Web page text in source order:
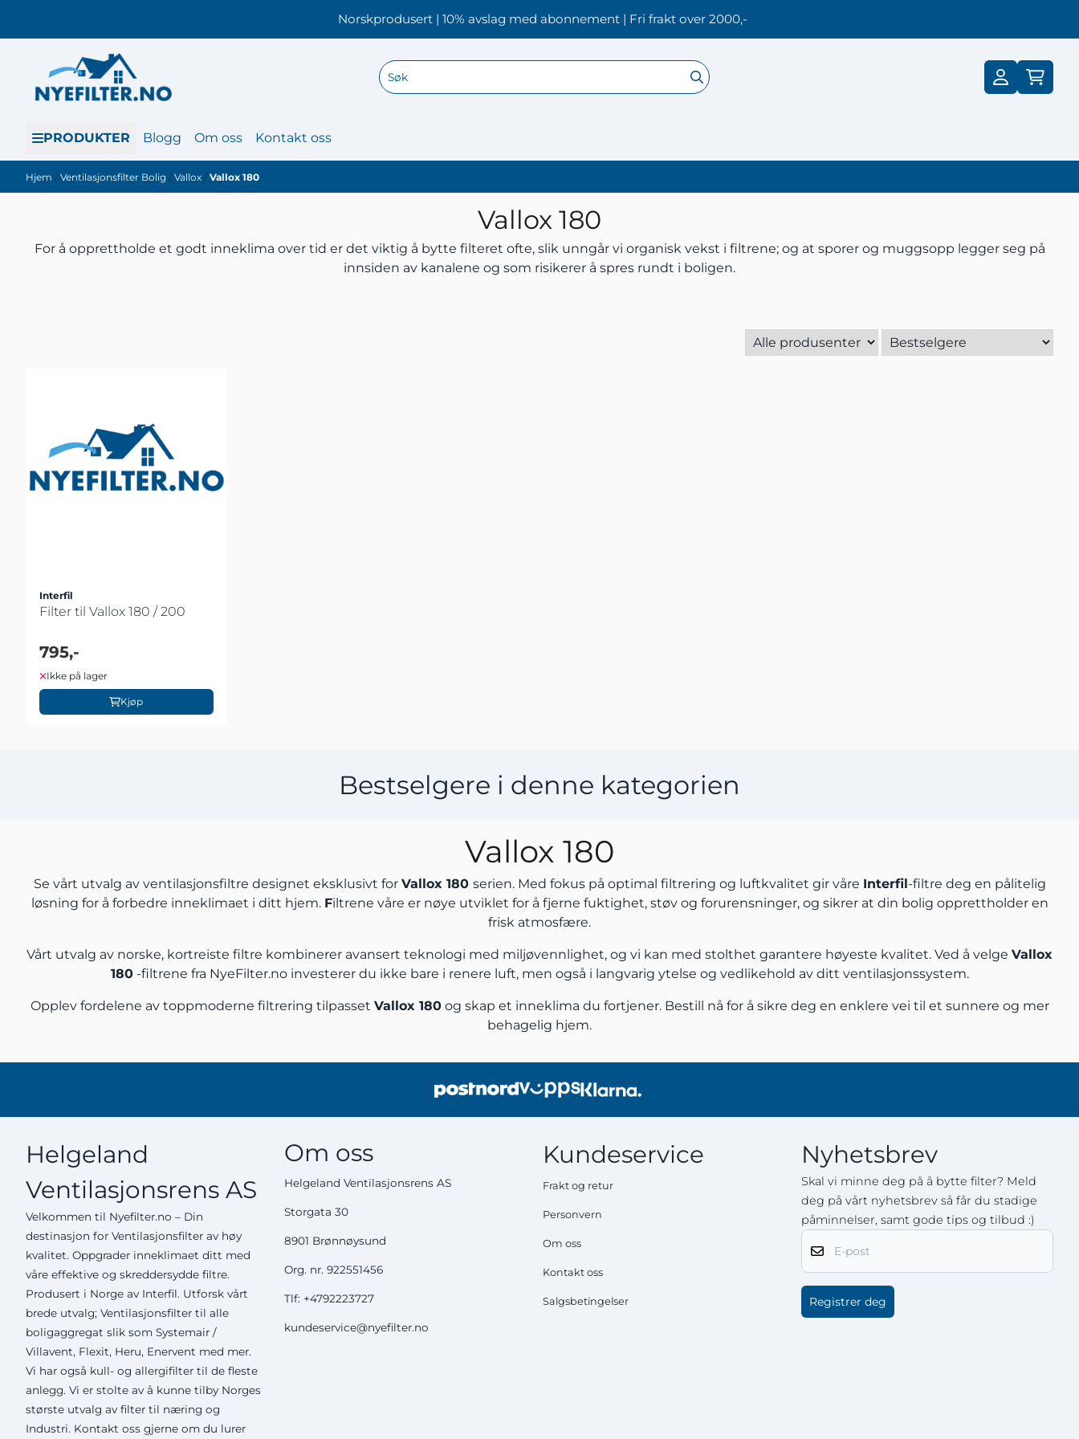
Norskprodusert | 10% avslag med abonnement | Fri frakt over 2000,-
PRODUKTER Blogg Om oss Kontakt oss
Hjem / Ventilasjonsfilter Bolig / Vallox / Vallox 180
Vallox 180
For å opprettholde et godt inneklima over tid er det viktig å bytte filteret ofte, slik unngår vi organisk vekst i filtrene; og at sporer og muggsopp legger seg på
innsiden av kanalene og som risikerer å spres rundt i boligen.
Interfil
Filter til Vallox 180 / 200
795,-
Ikke på lager
Kjøp
Bestselgere i denne kategorien
Vallox 180
Se vårt utvalg av ventilasjonsfiltre designet eksklusivt for Vallox 180 serien. Med fokus på optimal filtrering og luftkvalitet gir våre Interfil-filtre deg en pålitelig
løsning for å forbedre inneklimaet i ditt hjem. Filtrene våre er nøye utviklet for å fjerne fuktighet, støv og forurensninger, og sikrer at din bolig opprettholder en
frisk atmosfære.
Vårt utvalg av norske, kortreiste filtre kombinerer avansert teknologi med miljøvennlighet, og vi kan med stolthet garantere høyeste kvalitet. Ved å velge Vallox
180-filtrene fra NyeFilter.no investerer du ikke bare i renere luft, men også i langvarig ytelse og vedlikehold av ditt ventilasjonssystem.
Opplev fordelene av toppmoderne filtrering tilpasset Vallox 180og skap et inneklima du fortjener. Bestill nå for å sikre deg en enklere vei til et sunnere og mer
behagelig hjem.
Helgeland
Ventilasjonsrens AS
Velkommen til Nyefilter.no – Din
destinasjon for Ventilasjonsfilter av høy
kvalitet. Oppgrader inneklimaet ditt med
våre effektive og skreddersydde filtre.
Produsert i Norge av Interfil. Utforsk vårt
brede utvalg; Ventilasjonsfilter til alle
boligaggregat slik som Systemair /
Villavent, Flexit, Heru, Enervent med mer.
Vi har også kull- og allergifilter til de fleste
anlegg. Vi er stolte av å kunne tilby Norges
største utvalg av filter til næring og
Industri. Kontakt oss gjerne om du lurer
Om oss
Helgeland Ventilasjonsrens AS
Storgata 30
8901 Brønnøysund
Org. nr. 922551456
Tlf: +4792223727
kundeservice@nyefilter.no
Kundeservice
Frakt og retur
Personvern
Om oss
Kontakt oss
Salgsbetingelser
Nyhetsbrev
Skal vi minne deg på å bytte filter? Meld
deg på vårt nyhetsbrev så får du stadige
påminnelser, samt gode tips og tilbud :)
E-post
Registrer deg